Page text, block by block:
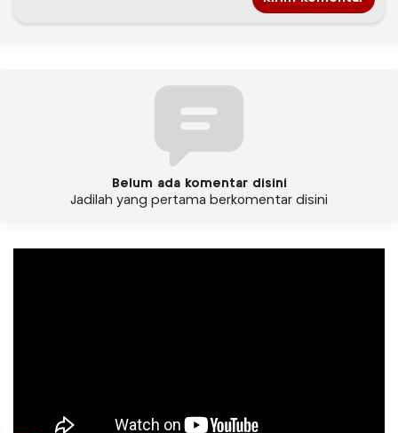
Belum ada komentar disini
Jadilah yang pertama berkomentar disini